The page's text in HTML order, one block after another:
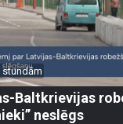
stundām
Baltkrievijas
neslēgs